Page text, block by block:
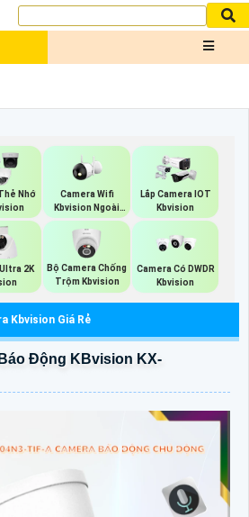
Nhớ
Camera Wifi
Kbvision Ngoài
Trời
Lắp Camera IOT
Kbvision
2K
Bộ Camera Chống
Trộm Kbvision
Camera Có DWDR
Kbvision
Kbvision Giá Rẻ
Động KBvision KX-